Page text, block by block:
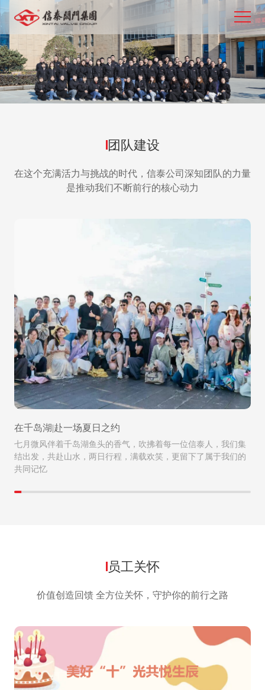
了解信泰
信泰智造
产品中心
新闻动态
团队建设
在这个充满活力与挑战的时代，信泰公司深知团队的力量
是推动我们不断前行的核心动力
在千岛湖|赴一场夏日之约
七月微风伴着千岛湖鱼头的香气，吹拂着每一位信泰人，我们集
结出发，共赴山水，两日行程，满载欢笑，更留下了属于我们的
共同记忆
员工关怀
价值创造回馈 全方位关怀，守护你的前行之路